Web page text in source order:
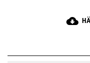
cloud_download